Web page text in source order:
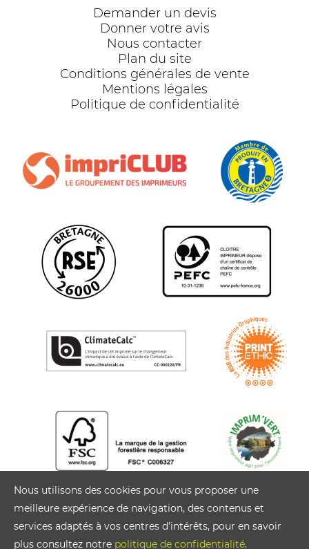
Demander un devis
Donner votre avis
Nous contacter
Plan du site
Conditions générales de vente
Mentions légales
Politique de confidentialité
Nous utilisons des cookies pour vous proposer une
meilleure expérience de navigation, des contenus et
services adaptés à vos centres d’intérêts, pour en savoir
plus consultez notre politique de confidentialité.